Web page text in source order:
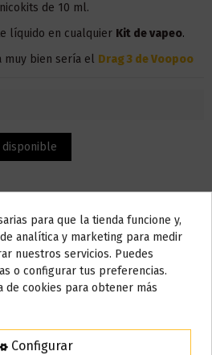
de 10 ml.
líquido en cualquier Kit de vapeo.
muy bien sería el Drag 3 de Voopoo
la botella admite hasta 120 ml,
Do not show again.
IMPORTANTE
unos días
para que la tienda funcione y,
analítica y marketing para medir
nuestros servicios. Puedes
o configurar tus preferencias.
de cookies para obtener más
Configurar